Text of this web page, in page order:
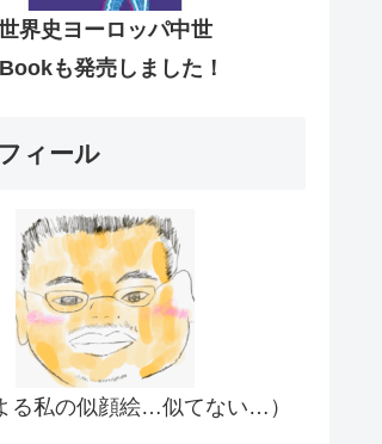
界史ヨーロッパ中世
も発売しました！
ィール
る私の似顔絵…似てない…）